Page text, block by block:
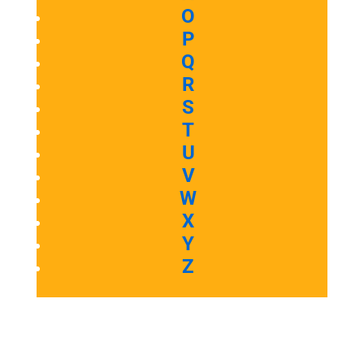
O
P
Q
R
S
T
U
V
W
X
Y
Z